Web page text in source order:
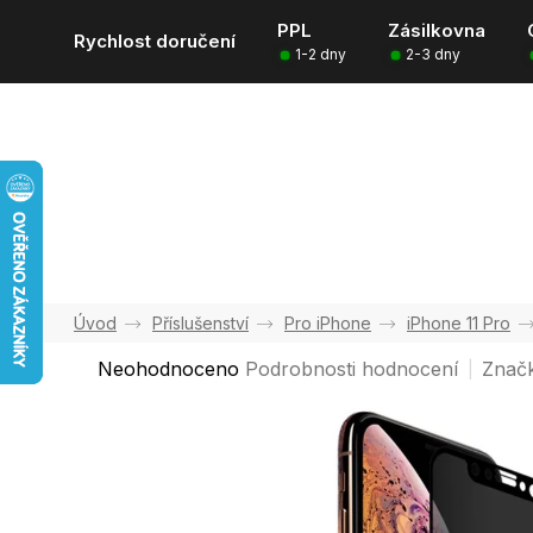
Rychlost doručení PPL Zásilkovna
1-2 dny 2-3 dny
Příslušenství Pro iPhone iPhone 11 Pro
Průměrné
Neohodnoceno Podrobnosti hodnocení